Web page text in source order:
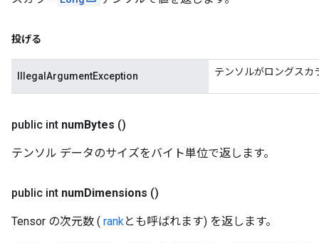
投げる
IllegalArgumentException テンソルがロングスカ
public int numBytes ()
テンソル データのサイズをバイト単位で返します。
public int numDimensions ()
Tensor の次元数 ( rankとも呼ばれます) を返します。